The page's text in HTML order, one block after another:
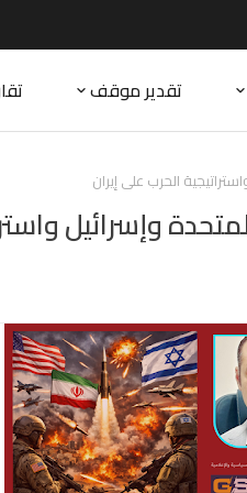
تقدير موقف
الحرب على إيران
وإسرائيل